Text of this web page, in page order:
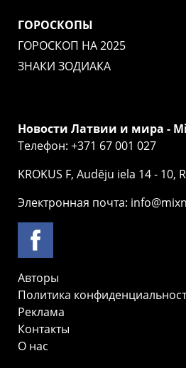
ГОРОСКОПЫ
ГОРОСКОП НА 2025
ЗНАКИ ЗОДИАКА
Новости Латвии и мира -
Телефон: +371 67 001 027
KROKUS F, Audēju iela 14 - 10,
Электронная почта:
Авторы
Политика
Реклама
Контакты
О нас